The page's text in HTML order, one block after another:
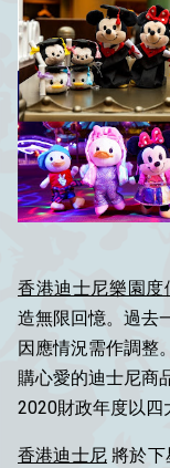
香港迪士尼樂園度
造無限回憶。過去
因應情況需作調整
購心愛的迪士尼商
2020財政年度以四
香港迪士尼 將於下